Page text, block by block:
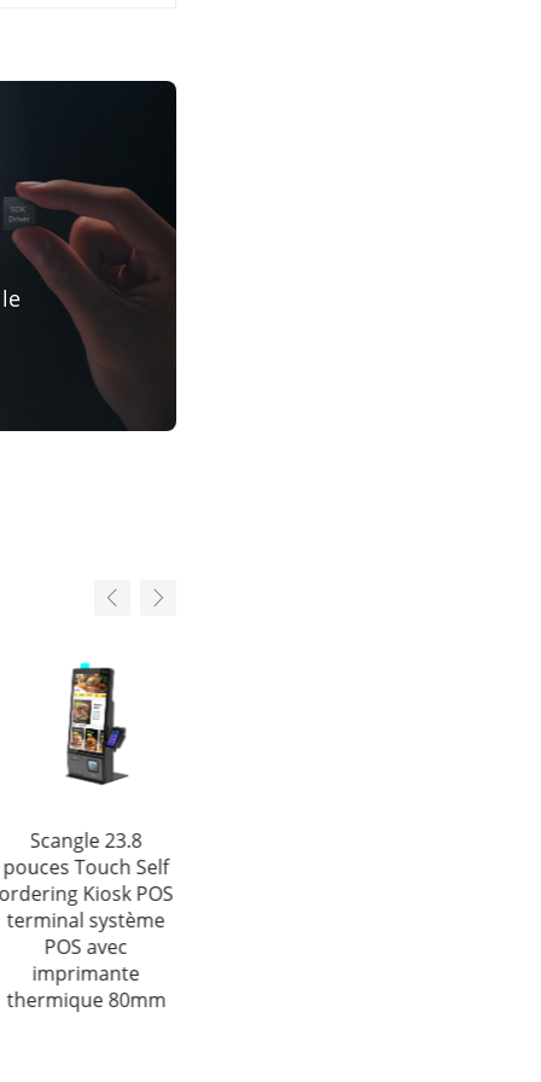
Scangle 23.8
pouces Touch Self
ordering Kiosk POS
terminal système
POS avec
imprimante
thermique 80mm